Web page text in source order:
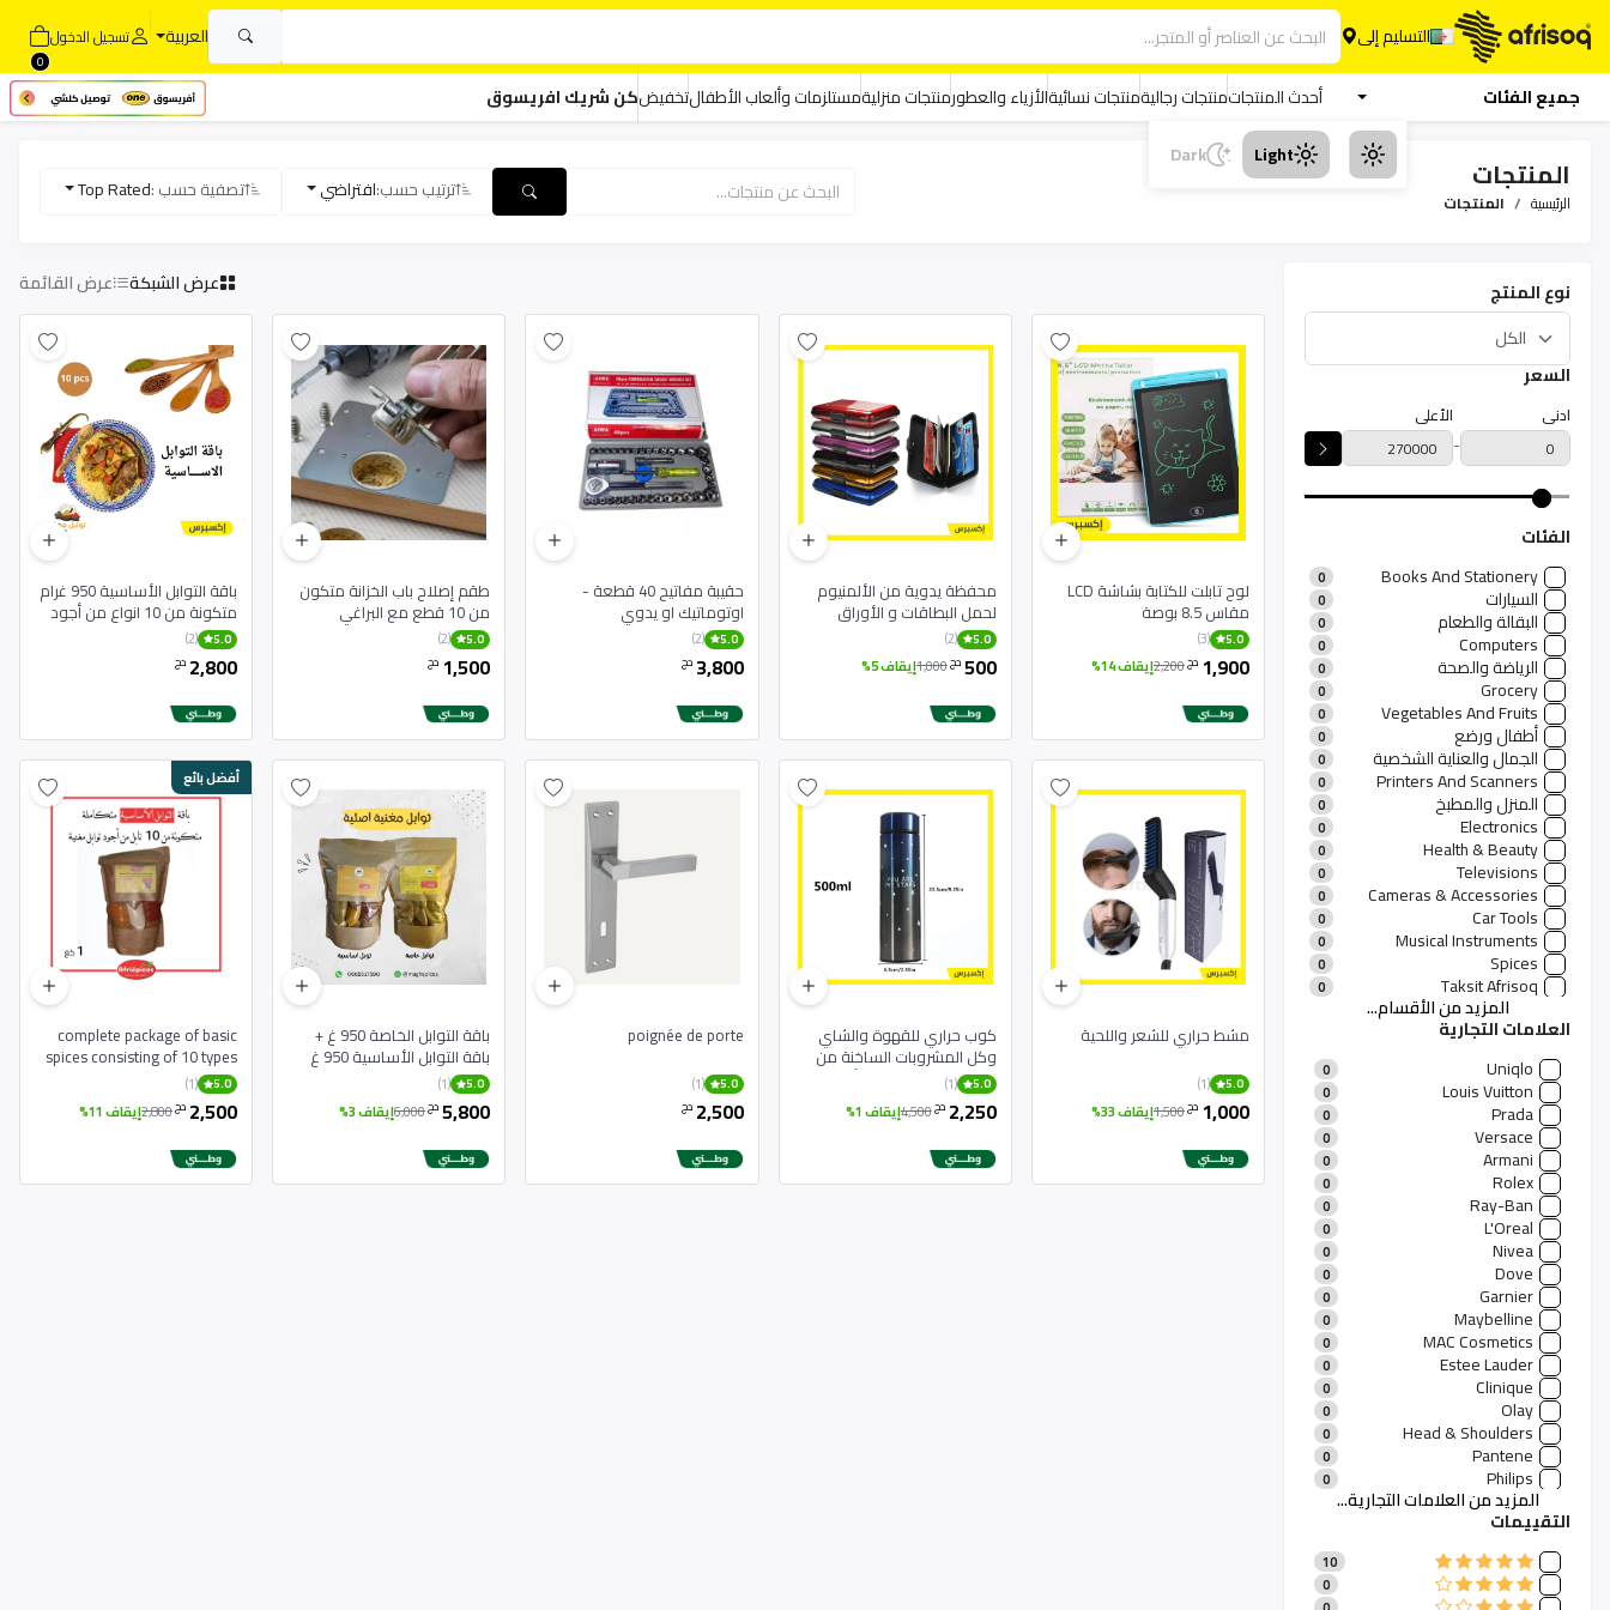
التسليم إلى العربية تسجيل الدخول
0
جميع الفئات أحدث المنتجاتمنتجات رجاليةمنتجات نسائيةالأزياء والعطورمنتجات منزليةمستلزمات وألعاب الأطفالتخفيضكن شريك افريسوق
Light
Dark المنتجات
الرئيسية المنتجات ترتيب حسب:افتراضي تصفية حسب :Top Rated
نوع المنتج
السعر
ادنى
-
الأعلى
الفئات
Books And Stationery
0
السيارات 0
البقالة والطعام 0
Computers
0
الرياضة والصحة 0
Grocery
0
Vegetables And Fruits
0
أطفال ورضع 0
الجمال والعناية الشخصية 0
Printers And Scanners
0
المنزل والمطبخ 0
Electronics
0
Health & Beauty
0
Televisions
0
Cameras & Accessories
0
Car Tools
0
Musical Instruments
0
Spices
0
Taksit Afrisoq
0
منتجات رجالية
منتجات نسائية
0
منتجات منزلية 1
مستلزمات وألعاب الأطفال 0
Sports Products
0
Packing Materials
0
Hardware
0
Watches
0
Sunglasses
0
Phones And Tablets
0
Digital Products
0
المزيد من الأقسام...
العلامات التجارية
Uniqlo
0
Louis Vuitton
0
Prada
0
Versace
0
Armani
0
Rolex
0
Ray-Ban
0
L'Oreal
0
Nivea
0
Dove
0
Garnier
0
Maybelline
0
MAC Cosmetics
0
Estee Lauder
0
Clinique
0
Olay
0
Head & Shoulders
0
Pantene
0
Philips
0
Bosch
Dyson
Whirlpool
0
Samsung Home
0
LG Appliances
0
المزيد من العلامات التجارية...
التقييمات
10
0
عرض الشبكة عرض القائمة
لوح تابلت للكتابة بشاشة LCD
مقاس 8.5 بوصة
5.0
(3)
1,900 دج2,200إيقاف 14%
محفظة يدوية من الألمنيوم
لحمل البطاقات و الأوراق
النقدية
5.0
(2)
500دج1,000إيقاف 5%
حقيبة مفاتيح 40 قطعة -
اوتوماتيك او يدوي
5.0
(2)
3,800 دج
طقم إصلاح باب الخزانة متكون
من 10 قطع مع البراغي
5.0
(2)
1,500 دج
باقة التوابل الأساسية 950 غرام
متكونة من 10 انواع من أجود
توابل مغنية
5.0
(2)
2,800 دج
مشط حراري للشعر واللحية
5.0
(1)
1,000 دج1,500إيقاف 33%
كوب حراري للقهوة والشاي
وكل المشروبات الساخنة من
الفولاذ المقاوم للصدأ
5.0
(1)
2,250 دج4,500إيقاف 1%
poignée de porte
5.0
(1)
2,500 دج
باقة التوابل الخاصة 950 غ +
باقة التوابل الأساسية 950 غ
5.0
(1)
5,800دج6,000إيقاف 3%
أفضل بائع
complete package of basic
spices consisting of 10 types
5.0
(1)
2,500 دج2,800إيقاف 11%